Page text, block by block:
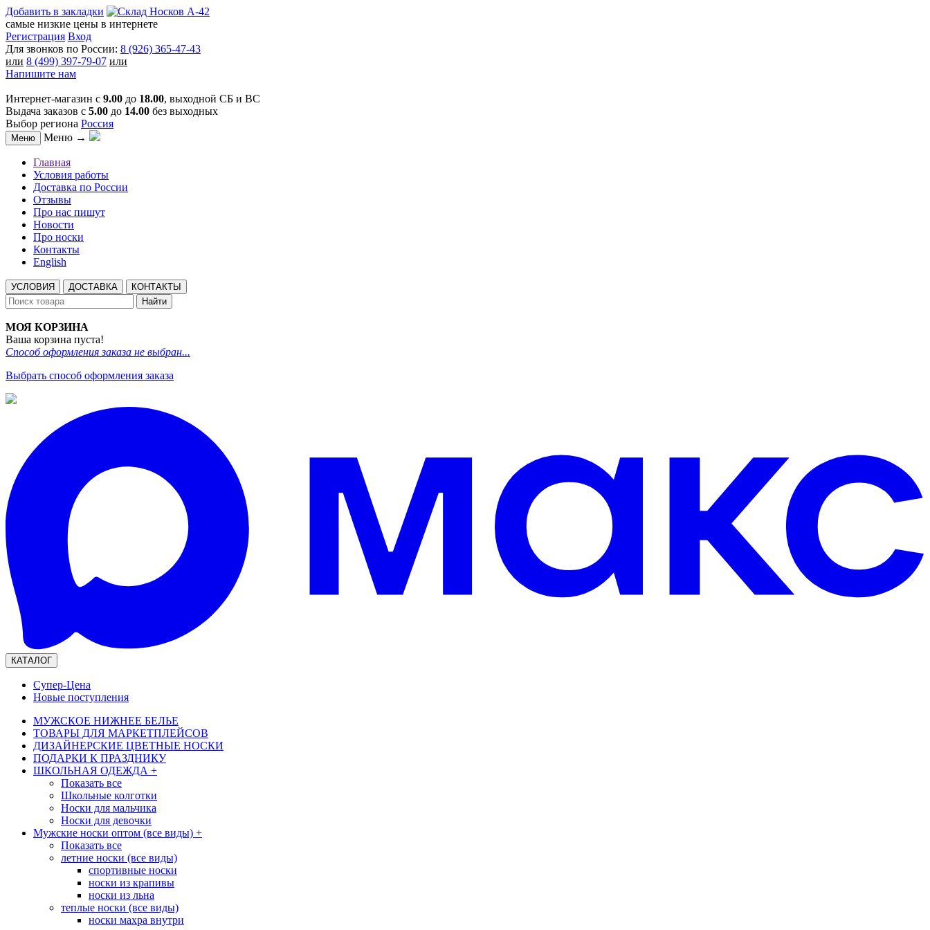
Добавить в закладки
самые низкие цены в интернете
Регистрация Вход
Для звонков по России: 8 (926) 365-47-43
или 8 (499) 397-79-07 или
Напишите нам
Интернет-магазин с 9.00 до 18.00, выходной СБ и ВС
Выдача заказов с 5.00 до 14.00 без выходных
Выбор региона Россия
Меню Меню →
Главная
Условия работы
Доставка по России
Отзывы
Про нас пишут
Новости
Про носки
Контакты
English
УСЛОВИЯ ДОСТАВКА
КОНТАКТЫ
Найти
МОЯ КОРЗИНА
Ваша корзина пуста!
Способ оформления заказа не выбран...
Выбрать способ оформления заказа
КАТАЛОГ
Супер-Цена
Новые поступления
МУЖСКОЕ НИЖНЕЕ БЕЛЬЕ
ТОВАРЫ ДЛЯ МАРКЕТПЛЕЙСОВ
ДИЗАЙНЕРСКИЕ ЦВЕТНЫЕ НОСКИ
ПОДАРКИ К ПРАЗДНИКУ
ШКОЛЬНАЯ ОДЕЖДА +
Показать все
Школьные колготки
Носки для мальчика
Носки для девочки
Мужские носки оптом (все виды) +
Показать все
летние носки (все виды)
спортивные носки
носки из крапивы
носки из льна
теплые носки (все виды)
носки махра внутри